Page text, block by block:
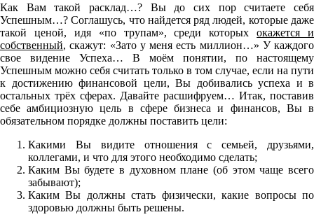
Как Вам такой расклад…? Вы до сих пор считаете себя
Успешным…? Соглашусь, что найдется ряд людей, которые даже
такой ценой, идя «по трупам», среди которыхокажется и
собственный, скажут: «Зато у меня есть миллион…» У каждого
свое видение Успеха… В моём понятии, по настоящему
Успешным можно себя считать только в том случае, если на пути
к достижению финансовой цели, Вы добивались успеха и в
остальных трёх сферах. Давайте расшифруем… Итак, поставив
себе амбициозную цель в сфере бизнеса и финансов, Вы в
обязательном порядке должны поставить цели:
Какими Вы видите отношения с семьей, друзьями,
коллегами, и что для этого необходимо сделать;
Каким Вы будете в духовном плане (об этом чаще всего
забывают);
Каким Вы должны стать физически, какие вопросы по
здоровью должны быть решены.